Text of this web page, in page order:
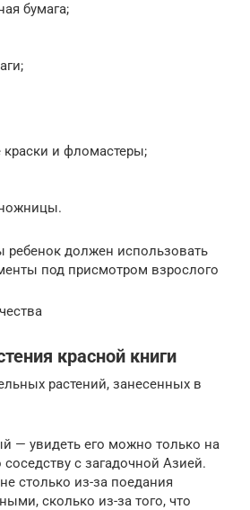
бумага;
и фломастеры;
ребенок должен использовать
под присмотром взрослого
красной книги
растений, занесенных в
— увидеть его можно только на
с загадочной Азией.
столько из-за поедания
сколько из-за того, что